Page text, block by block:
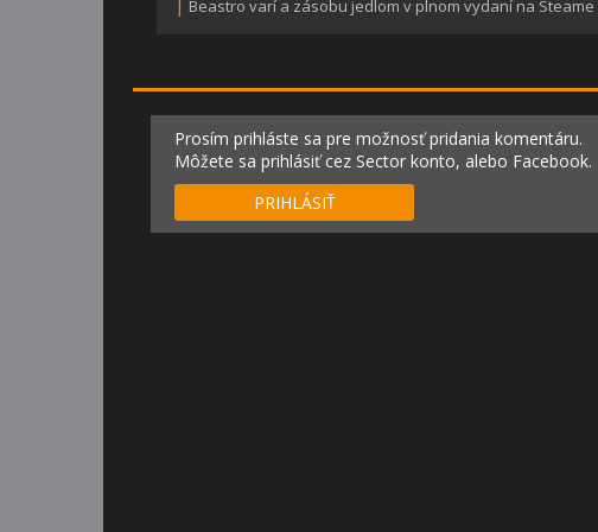
Beastro varí a zásobu jedlom v plnom vydaní na Steame
Prosím prihláste sa pre možnosť pridania komentáru.
Môžete sa prihlásiť cez Sector konto, alebo Facebook.
PRIHLÁSIŤ